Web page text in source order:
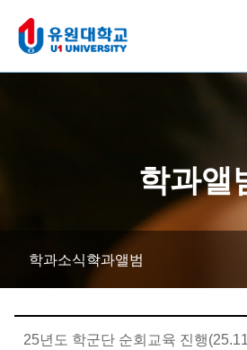
학과앨
학과소식학과앨범
25년도 학군단 순회교육 진행